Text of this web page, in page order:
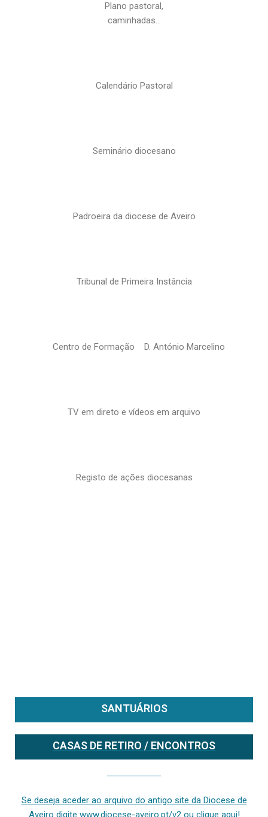
Plano pastoral,
caminhadas…
Calendário Pastoral
Seminário diocesano
Padroeira da diocese de Aveiro
Tribunal de Primeira Instância
Centro de Formação D. António Marcelino
TV em direto e vídeos em arquivo
Registo de ações diocesanas
SANTUÁRIOS
CASAS DE RETIRO / ENCONTROS
Se deseja aceder ao arquivo do antigo site da Diocese de
Aveiro digite www.diocese-aveiro.pt/v2 ou clique aqui!